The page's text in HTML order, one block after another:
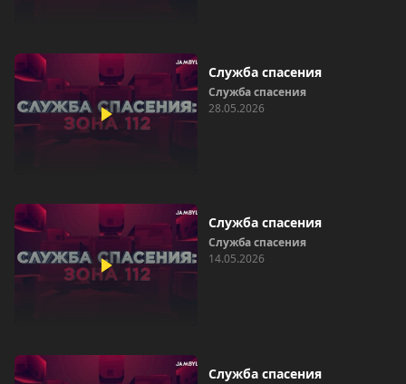
Служба спасения
Служба спасения
28.05.2026
Служба спасения
Служба спасения
14.05.2026
Служба спасения